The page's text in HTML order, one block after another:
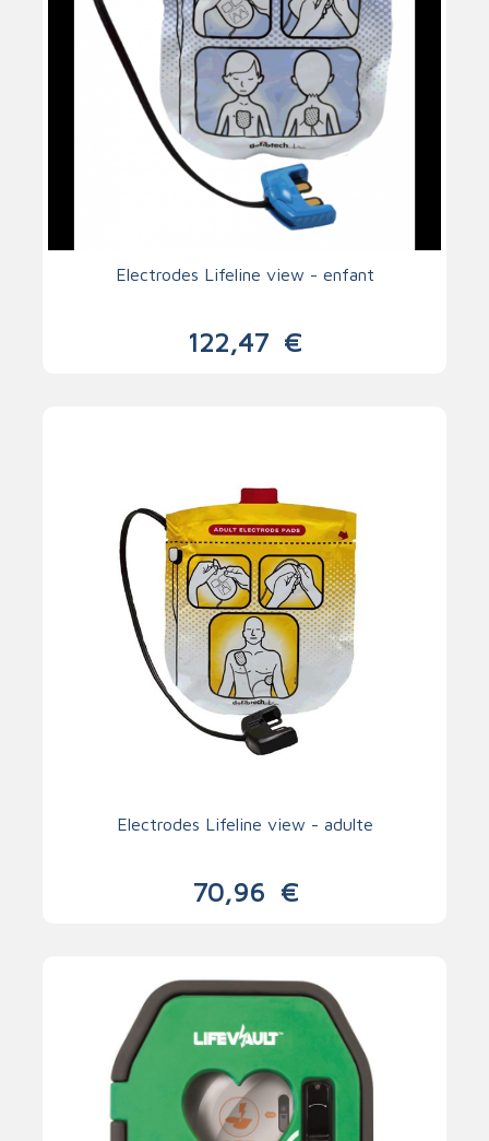
Electrodes Lifeline view - enfant
122,47 €
Electrodes Lifeline view - adulte
70,96 €